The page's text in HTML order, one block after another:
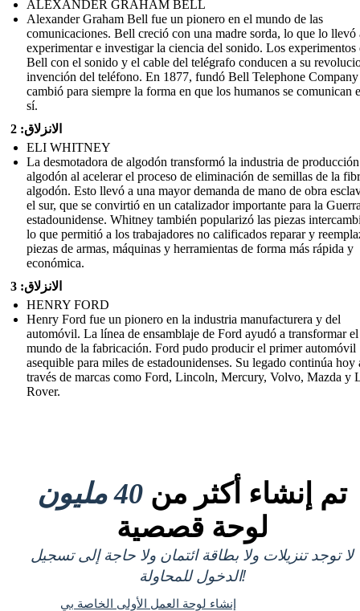
ALEXANDER GRAHAM BELL
Alexander Graham Bell fue un pionero en el mundo de las
comunicaciones. Bell creció con una madre sorda, lo que lo llevó
experimentar e investigar la ciencia del sonido. Los experimentos
Bell con el sonido y el cable del telégrafo conducen a su
invención del teléfono. En 1877, fundó Bell Telephone
cambió para siempre la forma en que los humanos se comunican
sí.
الانزلاق: 2
ELI WHITNEY
La desmotadora de algodón transformó la industria de
algodón al acelerar el proceso de eliminación de semillas de la
algodón. Esto llevó a una mayor demanda de mano de obra
el sur, que se convirtió en un catalizador importante para la
estadounidense. Whitney también popularizó las piezas
lo que permitió a los trabajadores no calificados reparar y
piezas de armas, máquinas y herramientas de forma más rápida y
económica.
الانزلاق: 3
HENRY FORD
Henry Ford fue un pionero en la industria manufacturera y del
automóvil. La línea de ensamblaje de Ford ayudó a transformar el
mundo de la fabricación. Ford pudo producir el primer automóvil
asequible para miles de estadounidenses. Su legado continúa hoy
través de marcas como Ford, Lincoln, Mercury, Volvo, Mazda y
Rover.
تم إنشاء أكثر من 40 مليون
لوحة قصصية
لا توجد تنزيلات ولا بطاقة ائتمان ولا حاجة إلى تسجيل
الدخول للمحاولة!
إنشاء لوحة العمل الأولى الخاصة بي